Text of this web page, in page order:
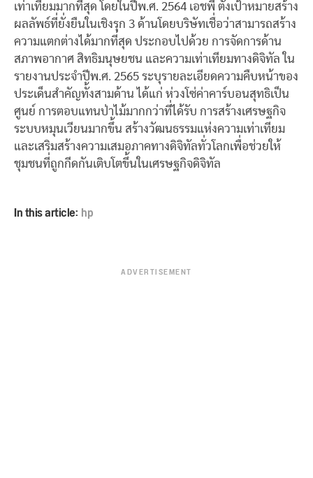
เท่าเทียมมากที่สุด โดยในปีพ.ศ. 2564 เอชพี ตั้งเป้าหมายสร้าง
ผลลัพธ์ที่ยั่งยืนในเชิงรุก 3 ด้านโดยบริษัทเชื่อว่าสามารถสร้าง
ความแตกต่างได้มากที่สุด ประกอบไปด้วย การจัดการด้าน
สภาพอากาศ สิทธิมนุษยชน และความเท่าเทียมทางดิจิทัล ใน
รายงานประจำปีพ.ศ. 2565 ระบุรายละเอียดความคืบหน้าของ
ประเด็นสำคัญทั้งสามด้าน ได้แก่ ห่วงโซ่ค่าคาร์บอนสุทธิเป็น
ศูนย์ การตอบแทนป่าไม้มากกว่าที่ได้รับ การสร้างเศรษฐกิจ
ระบบหมุนเวียนมากขึ้น สร้างวัฒนธรรมแห่งความเท่าเทียม
และเสริมสร้างความเสมอภาคทางดิจิทัลทั่วโลกเพื่อช่วยให้
ชุมชนที่ถูกกีดกันเติบโตขึ้นในเศรษฐกิจดิจิทัล
In this article:hp
ADVERTISEMENT